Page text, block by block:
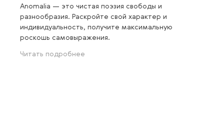
Anomalia — это чистая поэзия свободы и
разнообразия. Раскройте свой характер и
индивидуальность, получите максимальную
роскошь самовыражения.
Читать подробнее